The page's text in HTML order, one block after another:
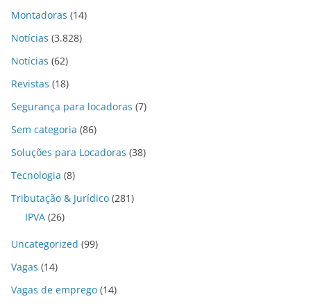
Montadoras (14)
Notícias (3.828)
Notícias (62)
Revistas (18)
Segurança para locadoras (7)
Sem categoria (86)
Soluções para Locadoras (38)
Tecnologia (8)
Tributação & Jurídico (281)
IPVA (26)
Uncategorized (99)
Vagas (14)
Vagas de emprego (14)